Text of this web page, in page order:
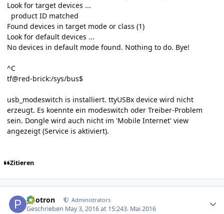
Look for target devices ...
product ID matched
Found devices in target mode or class (1)
Look for default devices ...
No devices in default mode found. Nothing to do. Bye!
^C
tf@red-brick:/sys/bus$
usb_modeswitch is installiert. ttyUSBx device wird nicht
erzeugt. Es koennte ein modeswitch oder Treiber-Problem
sein. Dongle wird auch nicht im 'Mobile Internet' view
angezeigt (Service is aktiviert).
Zitieren
photron Administrators
Geschrieben May 3, 2016 at 15:243. Mai 2016